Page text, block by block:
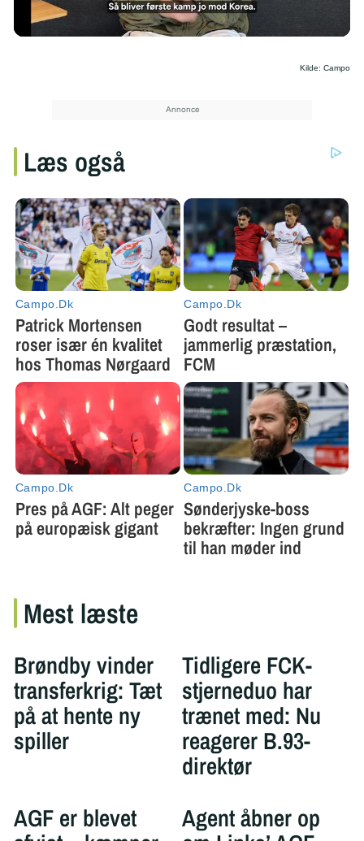
/
Kilde: Campo
Mest læste
Brøndby vinder
transferkrig: Tæt
på at hente ny
spiller
Tidligere FCK-
stjerneduo har
trænet med: Nu
reagerer B.93-
direktør
AGF er blevet
Agent åbner op